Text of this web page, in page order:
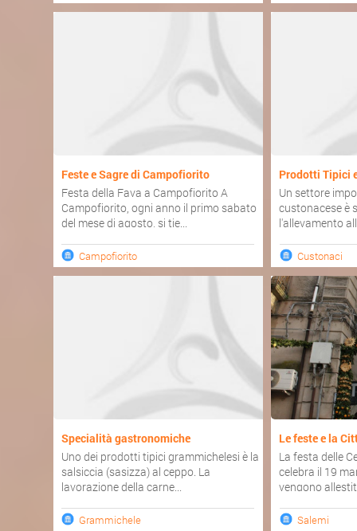
Feste e Sagre di Campofiorito
Festa della Fava a Campofiorito A
Campofiorito, ogni anno il primo sabato
del mese di agosto, si tie...
Campofiorito
Prodotti Tipici
Un settore
custonacese è
l'allevamento
Custonaci
Specialità gastronomiche
Uno dei prodotti tipici grammichelesi è la
salsiccia (sasizza) al ceppo. La
lavorazione della carne...
Grammichele
Le feste e la
La festa delle
celebra il 19
vengono
Salemi